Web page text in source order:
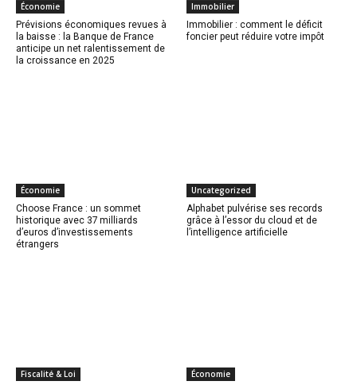
Économie
Prévisions économiques revues à
la baisse : la Banque de France
anticipe un net ralentissement de
la croissance en 2025
Immobilier
Immobilier : comment le déficit
foncier peut réduire votre impôt
Économie
Choose France : un sommet
historique avec 37 milliards
d’euros d’investissements
étrangers
Uncategorized
Alphabet pulvérise ses records
grâce à l’essor du cloud et de
l’intelligence artificielle
Fiscalité & Loi
Économie